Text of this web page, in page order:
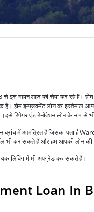
से इस महान शहर की सेवा कर रहे हैं।
है।होम इम्प्रूवमेंट लोन का इस्तेमाल
इसे रिपेयर एंड रेनोवेशन लोन के नाम से भी
ब्रांच में आमंत्रित हैं जिसका पता है
कर सकते हैं और हम आपकी लोन की
लिविंग में भी अपग्रेड कर सकते हैं।
Loan In